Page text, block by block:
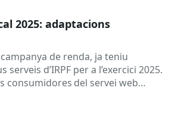
2025: adaptacions
de renda, ja teniu
d’IRPF per a l’exercici 2025.
consumidores del servei web